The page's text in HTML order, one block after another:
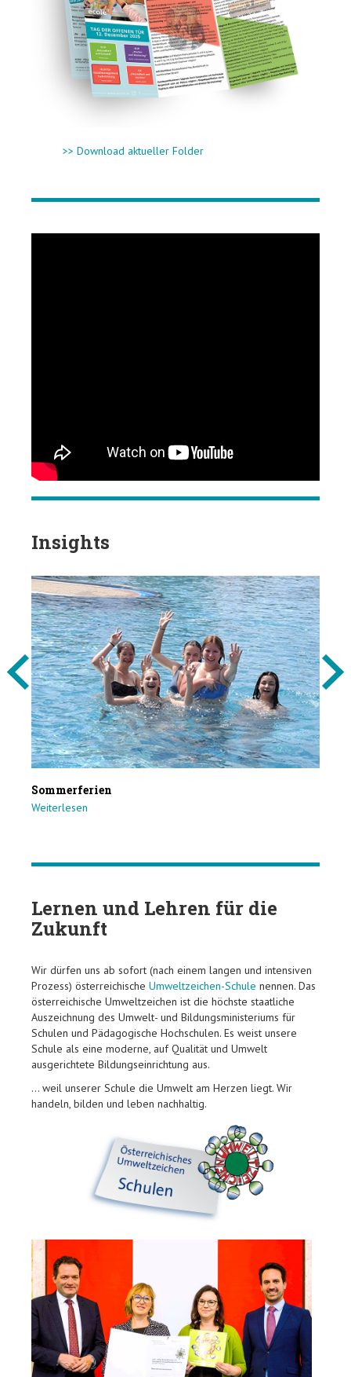
>> Download aktueller Folder
Insights
Sommerferien
Weiterlesen
Previous Next
Lernen und Lehren für die
Zukunft
Wir dürfen uns ab sofort (nach einem langen und intensiven
Prozess) österreichische Umweltzeichen-Schule nennen. Das
österreichische Umweltzeichen ist die höchste staatliche
Auszeichnung des Umwelt- und Bildungsministeriums für
Schulen und Pädagogische Hochschulen. Es weist unsere
Schule als eine moderne, auf Qualität und Umwelt
ausgerichtete Bildungseinrichtung aus.
… weil unserer Schule die Umwelt am Herzen liegt. Wir
handeln, bilden und leben nachhaltig.